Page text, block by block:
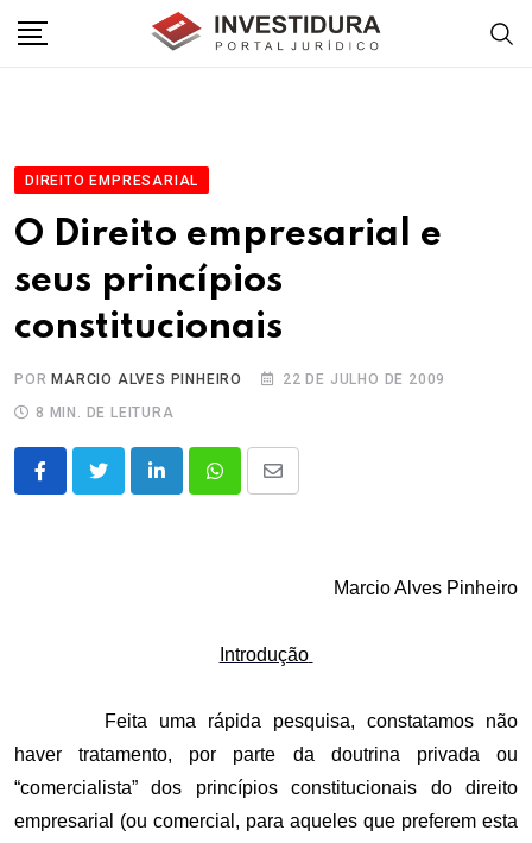
DIREITO EMPRESARIAL
O Direito empresarial e
seus princípios
constitucionais
POR MARCIO ALVES PINHEIRO
22 DE JULHO DE 2009
8 MIN. DE LEITURA
LinkedInWhatsappShare
Marcio Alves Pinheiro
Introdução
Feita uma rápida pesquisa, constatamos não
haver tratamento, por parte da doutrina privada ou
“comercialista” dos princípios constitucionais do direito
empresarial (ou comercial, para aqueles que preferem esta